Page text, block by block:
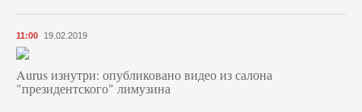
11:00 19.02.2019
Aurus изнутри: опубликовано видео из салона
"президентского" лимузина